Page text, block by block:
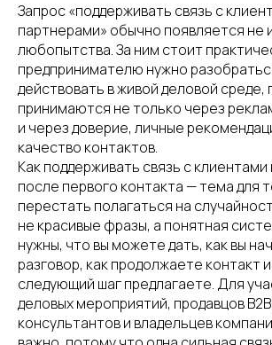
Запрос «поддерживать связь с
партнерами» обычно появляется не
любопытства. За ним стоит
предпринимателю нужно
действовать в живой деловой среде,
принимаются не только через
и через доверие, личные
качество контактов.
Как поддерживать связь с
после первого контакта — тема для
перестать полагаться на
не красивые фразы, а понятная
нужны, что вы можете дать, как вы
разговор, как продолжаете контакт
следующий шаг предлагаете. Для
деловых мероприятий, продавцов B2B,
консультантов и владельцев